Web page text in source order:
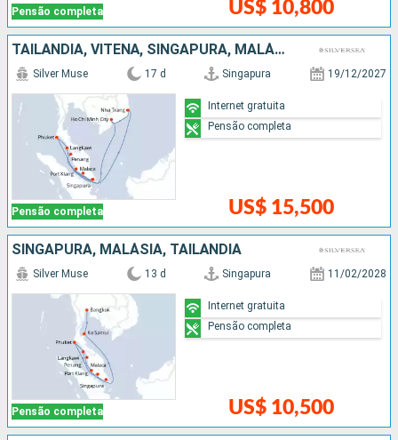
Pensão completa US$ 10,800
TAILÃNDIA, VITENÃ, SINGAPURA, MALÁSIA
Pensão completa
Silver Muse 17 d Singapura 19/12/2027
US$ 15,500
Internet gratuita
Pensão completa
SINGAPURA, MALÁSIA, TAILÃNDIA
Pensão completa
Silver Muse 13 d Singapura 11/02/2028
US$ 10,500
Internet gratuita
Pensão completa